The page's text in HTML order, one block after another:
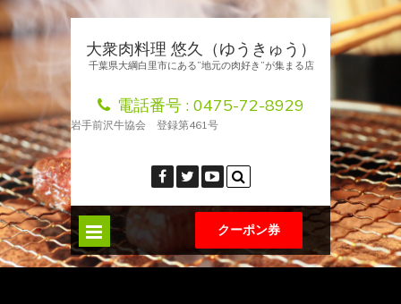
大衆肉料理 悠久（ゆうきゅう）
千葉県大綱白里市にある”地元の肉好き”が集まる店
電話番号 : 0475-72-8929
岩手前沢牛協会 登録第461号
クーポン券